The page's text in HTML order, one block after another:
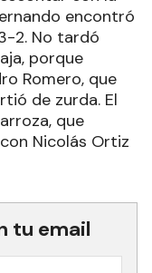
encontró
2. No tardó
porque
Romero, que
de zurda. El
que
Nicolás Ortiz
tu email